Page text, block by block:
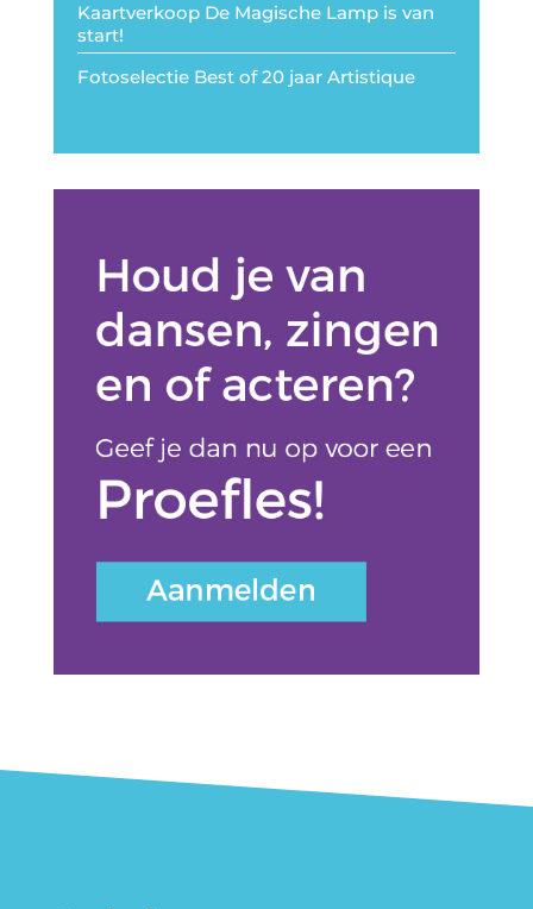
Kaartverkoop De Magische Lamp is van
start!
Fotoselectie Best of 20 jaar Artistique